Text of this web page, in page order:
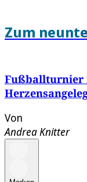
Zum
Fußballturnier
Von
Andrea Knitter